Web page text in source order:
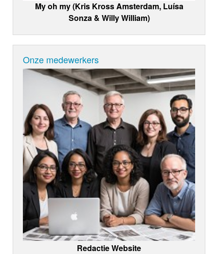
My oh my (Kris Kross Amsterdam, Luísa
Sonza & Willy William)
Onze medewerkers
Redactie Website